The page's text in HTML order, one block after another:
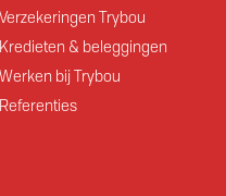
Verzekeringen Trybou
Kredieten & beleggingen
Werken bij Trybou
Referenties